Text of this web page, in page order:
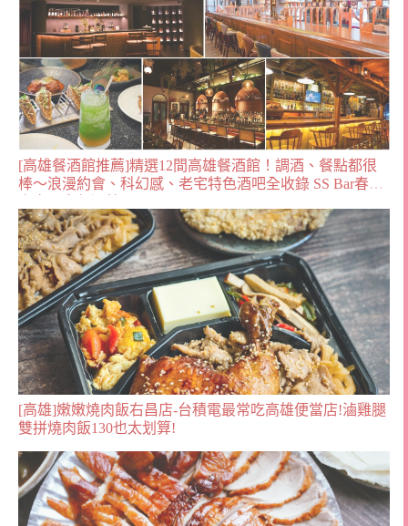
[高雄餐酒館推薦]精選12間高雄餐酒館！調酒、餐點都很
棒～浪漫約會、科幻感、老宅特色酒吧全收錄 SS Bar春‧
[高雄]嫩嫩燒肉飯右昌店-台積電最常吃高雄便當店!滷雞腿
雙拼燒肉飯130也太划算!